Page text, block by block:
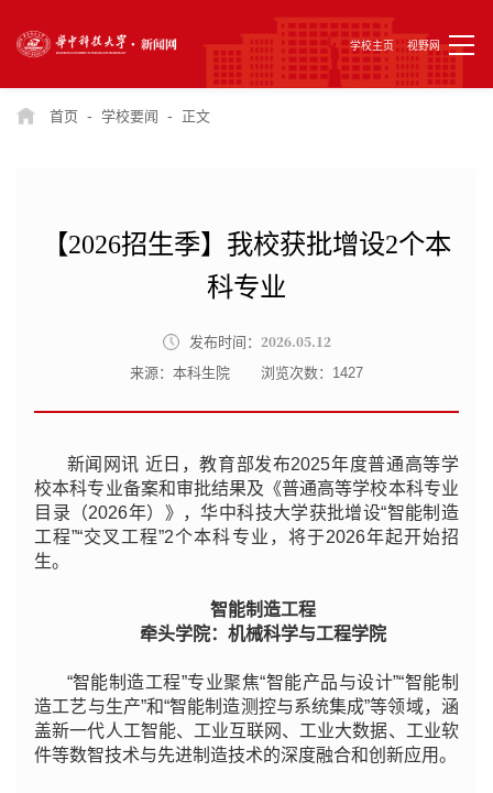
学校主页 视野网
首页 - 学校要闻 - 正文
【2026招生季】我校获批增设2个本
科专业
发布时间： 2026.05.12
来源：本科生院 浏览次数： 1427
新闻网讯 近日，教育部发布2025年度普通高等学
校本科专业备案和审批结果及《普通高等学校本科专业
目录（2026年）》，华中科技大学获批增设“智能制造
工程”“交叉工程”2个本科专业，将于2026年起开始招
生。
智能制造工程
牵头学院：机械科学与工程学院
“智能制造工程”专业聚焦“智能产品与设计”“智能制
造工艺与生产”和“智能制造测控与系统集成”等领域，涵
盖新一代人工智能、工业互联网、工业大数据、工业软
件等数智技术与先进制造技术的深度融合和创新应用。